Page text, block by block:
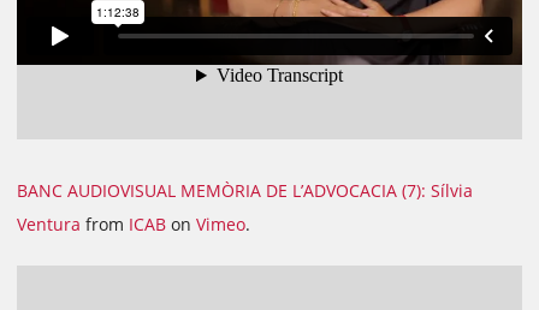
BANC AUDIOVISUAL MEMÒRIA DE L’ADVOCACIA (7): Sílvia
Ventura from ICAB on Vimeo.